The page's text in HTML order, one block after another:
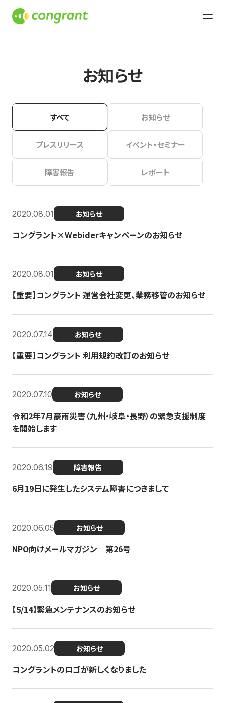
お知らせ
すべて お知らせ
プレスリリース イベント・セミナー
障害報告 レポート
2020.08.01 お知らせ
コングラント×Webiderキャンペーンのお知らせ
2020.08.01 お知らせ
【重要】コングラント 運営会社変更、業務移管のお知らせ
2020.07.14 お知らせ
【重要】コングラント 利用規約改訂のお知らせ
2020.07.10 お知らせ
令和2年7月豪雨災害（九州・岐阜・長野）の緊急支援制度
を開始します
2020.06.19 障害報告
6月19日に発生したシステム障害につきまして
2020.06.05 お知らせ
NPO向けメールマガジン 第26号
2020.05.11 お知らせ
【5/14】緊急メンテナンスのお知らせ
2020.05.02 お知らせ
コングラントのロゴが新しくなりました